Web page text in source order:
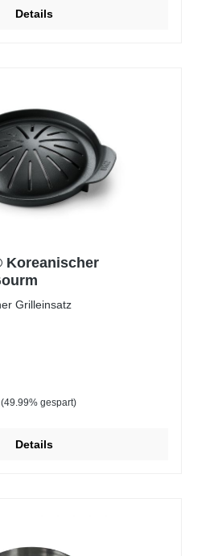
Details
Koreanischer
Grilleinsatz
(49.99% gespart)
Details